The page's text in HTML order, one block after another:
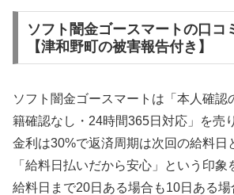
ソフト闇金ゴースマートの口コ
【津和野町の被害報告付き】
ソフト闇金ゴースマートは「本人確認
籍確認なし・24時間365日対応」を売
金利は30%で返済周期は次回の給料日
「給料日払いだから安心」という印象
給料日まで20日ある場合も10日ある